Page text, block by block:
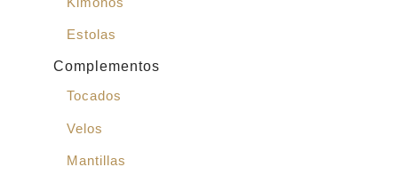
Estolas
Complementos
Tocados
Velos
Mantillas